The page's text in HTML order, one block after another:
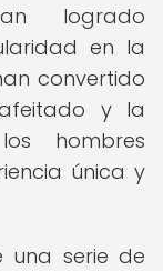
logrado
en la
convertido
y la
hombres
única y
una serie de